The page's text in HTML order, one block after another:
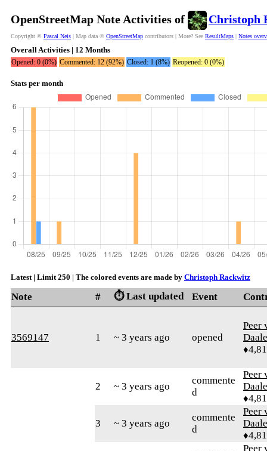
OpenStreetMap Note Activities of Christoph
Copyright © Pascal Neis | Map data © OpenStreetMap contributors | More? See ResultMaps | Notes
Overall Activities | 12 Months
Opened: 0 (0%) Commented: 12 (92%) Closed: 1 (8%) Reopened: 0 (0%)
Stats per month
Latest | Limit 250 | The colored events are made by Christoph Rackwitz
Note # ⏱️ Last updated Event
3569147 1 ~ 3 years ago opened
Peer
2 ~ 3 years ago
commente
d
Peer
3 ~ 3 years ago
commente
d
Peer
Peer